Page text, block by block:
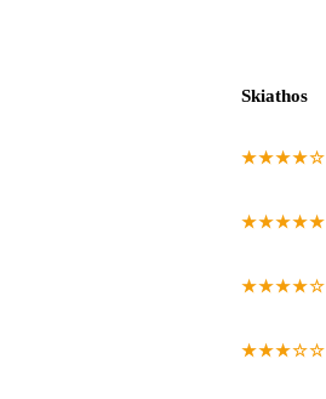
Skiathos
★★★★☆
★★★★★
★★★★☆
★★★☆☆